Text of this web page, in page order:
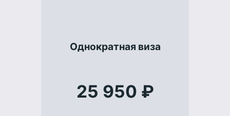
Однократная виза
25 950 ₽